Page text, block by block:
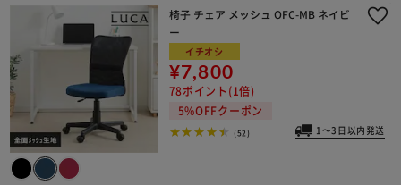
椅子 チェア メッシュ OFC-MB ネイビ
ー
イチオシ
¥7,800
78ポイント(1倍)
5%OFFクーポン
(52) 1～3日以内発送